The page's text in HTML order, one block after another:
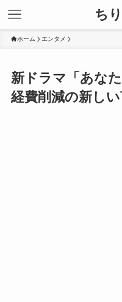
ち
ホーム エンタメ
新ドラマ「あな
経費削減の新し